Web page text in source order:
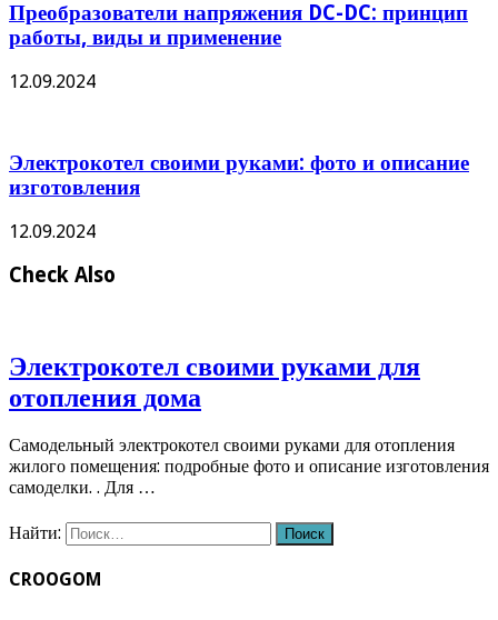
Преобразователи напряжения DC-DC: принцип
работы, виды и применение
12.09.2024
Электрокотел своими руками: фото и описание
изготовления
12.09.2024
Check Also
Электрокотел своими руками для
отопления дома
Самодельный электрокотел своими руками для отопления
жилого помещения: подробные фото и описание изготовления
самоделки. . Для …
Найти:
CROOGOM